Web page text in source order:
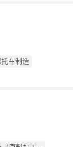
托车制造